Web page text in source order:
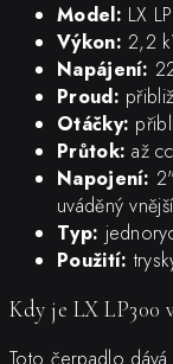
Model: LX
Výkon: 2,2
Napájení:
Proud:
Otáčky:
Průtok: až
Napojení:
uváděný
Typ:
Použití:
Kdy je LX LP300
Toto čerpadlo